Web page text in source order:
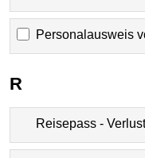
Personalausweis
R
Reisepass -